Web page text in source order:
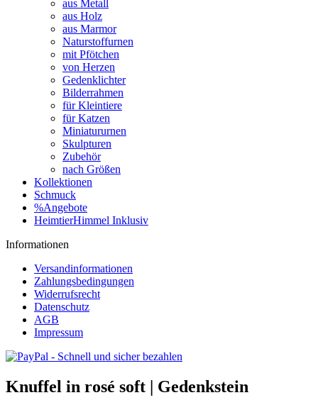
aus Metall
aus Holz
aus Marmor
Naturstoffurnen
mit Pfötchen
von Herzen
Gedenklichter
Bilderrahmen
für Kleintiere
für Katzen
Miniatururnen
Skulpturen
Zubehör
nach Größen
Kollektionen
Schmuck
%Angebote
HeimtierHimmel Inklusiv
Informationen
Versandinformationen
Zahlungsbedingungen
Widerrufsrecht
Datenschutz
AGB
Impressum
Knuffel in rosé soft | Gedenkstein